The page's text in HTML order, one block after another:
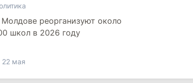
Молдове реорганизуют около
школ в 2026 году
22 мая